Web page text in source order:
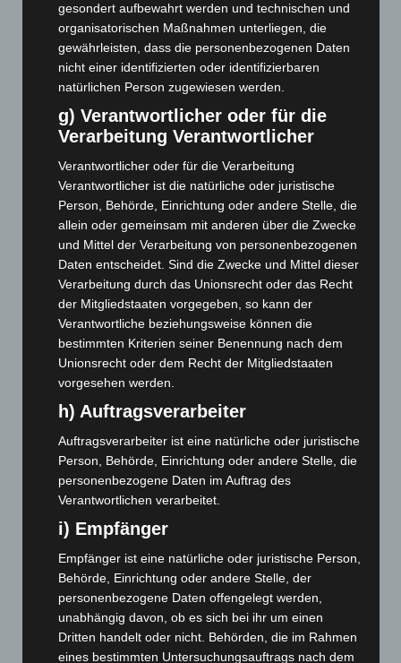
April 2026(99)
März 2026(115)
Februar 2026(109)
Januar 2026(122)
Dezember 2025(103)
Oktober 2025
(112)
September 2025(93)
August 2025(90)
Juli 2025
Juni 2025(103)
Mai 2025(112)
April 2025(88)
März 2025(111)
Februar 2025(96)
Januar 2025(88)
Dezember 2024(89)
November 2024
Oktober 2024(93)
September 2024(112)
August 2024(107)
Juli 2024(89)
Juni 2024(107)
Mai 2024(149)
gesondert aufbewahrt werden und technischen und
organisatorischen Maßnahmen unterliegen, die
gewährleisten, dass die personenbezogenen Daten
nicht einer identifizierten oder identifizierbaren
natürlichen Person zugewiesen werden.
g) Verantwortlicher oder für die
Verarbeitung Verantwortlicher
Verantwortlicher oder für die Verarbeitung
Verantwortlicher ist die natürliche oder juristische
Person, Behörde, Einrichtung oder andere Stelle, die
allein oder gemeinsam mit anderen über die Zwecke
und Mittel der Verarbeitung von personenbezogenen
Daten entscheidet. Sind die Zwecke und Mittel dieser
Verarbeitung durch das Unionsrecht oder das Recht
der Mitgliedstaaten vorgegeben, so kann der
Verantwortliche beziehungsweise können die
bestimmten Kriterien seiner Benennung nach dem
Unionsrecht oder dem Recht der Mitgliedstaaten
vorgesehen werden.
h) Auftragsverarbeiter
Auftragsverarbeiter ist eine natürliche oder juristische
Person, Behörde, Einrichtung oder andere Stelle, die
personenbezogene Daten im Auftrag des
Verantwortlichen verarbeitet.
i) Empfänger
Empfänger ist eine natürliche oder juristische Person,
Behörde, Einrichtung oder andere Stelle, der
personenbezogene Daten offengelegt werden,
unabhängig davon, ob es sich bei ihr um einen
Dritten handelt oder nicht. Behörden, die im Rahmen
eines bestimmten Untersuchungsauftrags nach dem